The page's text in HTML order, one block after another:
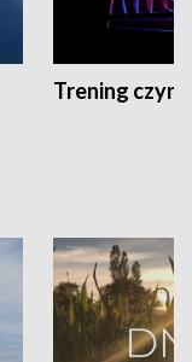
Trening czyni